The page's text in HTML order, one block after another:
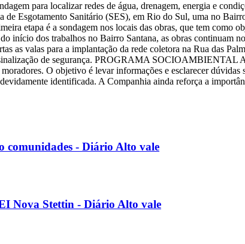
para localizar redes de água, drenagem, energia e
Esgotamento Sanitário (SES), em Rio do Sul, uma no
etapa é a sondagem nos locais das obras, que tem como
início dos trabalhos no Bairro Santana, as obras continuam
as valas para a implantação da rede coletora na Rua das
de segurança. PROGRAMA SOCIOAMBIENTAL
O objetivo é levar informações e esclarecer
identificada. A Companhia ainda reforça a
comunidades - Diário Alto vale
Nova Stettin - Diário Alto vale